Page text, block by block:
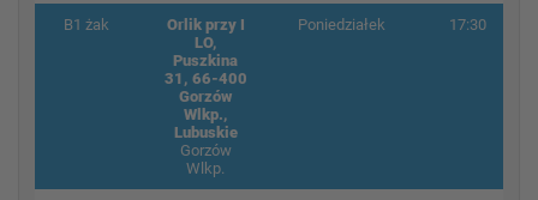
B1 żak
Orlik przy I
LO,
Puszkina
31, 66-400
Gorzów
Wlkp.,
Lubuskie
Gorzów
Wlkp.
Poniedziałek 17:30